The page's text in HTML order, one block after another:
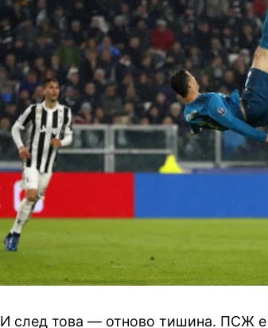
И след това — отново тишина. ПСЖ е